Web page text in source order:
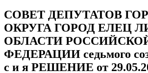
СОВЕТ ДЕПУТАТОВ
ОКРУГА ГОРОД ЕЛЕЦ
ОБЛАСТИ
ФЕДЕРАЦИИ седьмого
с и я РЕШЕНИЕ от